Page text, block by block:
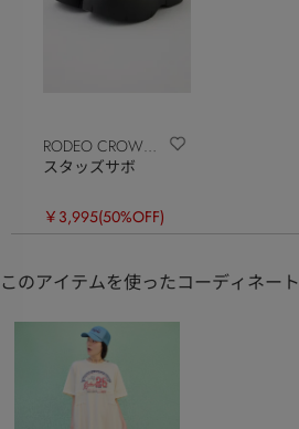
RODEO CROWNS
WIDE BOWL
スタッズサボ
￥3,995(50%OFF)
このアイテムを使ったコーディネート